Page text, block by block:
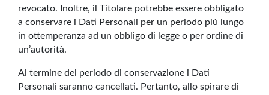
revocato. Inoltre, il Titolare potrebbe essere obbligato
a conservare i Dati Personali per un periodo più lungo
in ottemperanza ad un obbligo di legge o per ordine di
un’autorità.
Al termine del periodo di conservazione i Dati
Personali saranno cancellati. Pertanto, allo spirare di